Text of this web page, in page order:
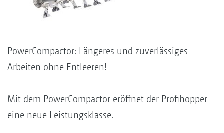
PowerCompactor: Längeres und zuverlässiges
Arbeiten ohne Entleeren!
Mit dem PowerCompactor eröffnet der Profihopper
eine neue Leistungsklasse.